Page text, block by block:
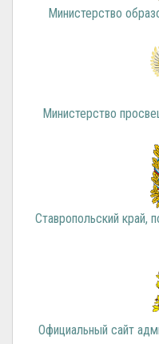
Министерство
Министерство
Ставропольский край,
Официальный сайт